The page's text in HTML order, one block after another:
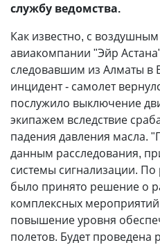
службу ведомства.
Как известно, с
авиакомпании "Эйр
следовавшим из Алматы в
инцидент - самолет
послужило выключение
экипажем вследствие
падения давления масла.
данным расследования,
системы сигнализации.
было принято решение о
комплексных
повышение уровня
полетов. Будет проведена